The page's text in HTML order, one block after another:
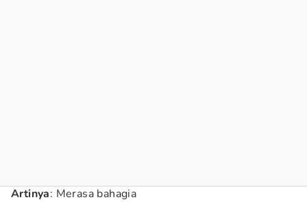
Artinya: Merasa bahagia